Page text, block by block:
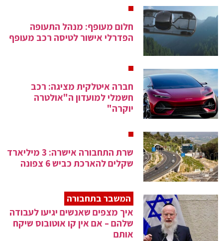
חלום מעופף: מנהל התעופה
הפדרלי אישור לטיסה רכב מעופף
חברה איטלקית מציגה: רכב
חשמלי למועדון ה"אולטרה
יוקרה"
שרת התחבורה אישרה: 3 מיליארד
שקלים להארכת כביש 6 צפונה
המשבר בתחבורה
איך מצפים שאנשים יגיעו לעבודה
שלהם – אם אין קו אוטובוס שיקח
אותם